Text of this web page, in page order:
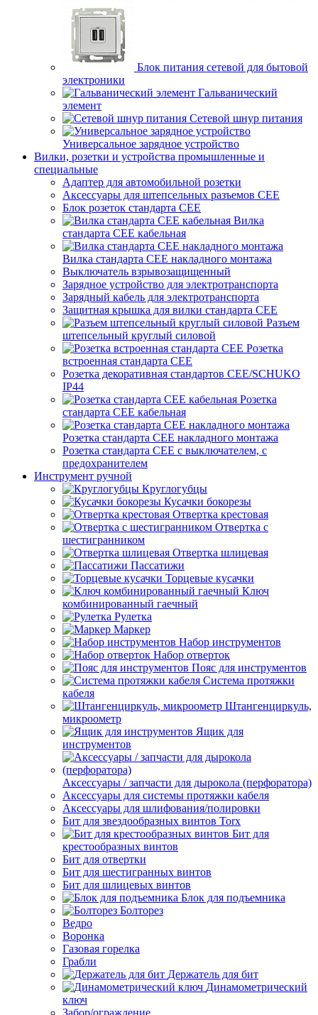
Блок питания сетевой для бытовой
электроники
Гальванический
элемент
Сетевой шнур питания
Универсальное зарядное устройство
Вилки, розетки и устройства промышленные и
специальные
Адаптер для автомобильной розетки
Аксессуары для штепсельных разъемов CEE
Блок розеток стандарта CEE
Вилка
стандарта CEE кабельная
Вилка стандарта CEE накладного монтажа
Выключатель взрывозащищенный
Зарядное устройство для электротранспорта
Зарядный кабель для электротранспорта
Защитная крышка для вилки стандарта CEE
Разъем
штепсельный круглый силовой
Розетка
встроенная стандарта CEE
Розетка декоративная стандартов CEE/SCHUKO
IP44
Розетка
стандарта СЕЕ кабельная
Розетка стандарта СЕЕ накладного монтажа
Розетка стандарта СЕЕ с выключателем, с
предохранителем
Инструмент ручной
Круглогубцы
Кусачки бокорезы
Отвертка крестовая
Отвертка с
шестигранником
Отвертка шлицевая
Пассатижи
Торцевые кусачки
Ключ
комбинированный гаечный
Рулетка
Маркер
Набор инструментов
Набор отверток
Пояс для инструментов
Система протяжки
кабеля
Штангенциркуль,
микроометр
Ящик для
инструментов
Аксессуары / запчасти для дырокола (перфоратора)
Аксессуары для системы протяжки кабеля
Аксессуары для шлифования/полировки
Бит для звездообразных винтов Torx
Бит для
крестообразных винтов
Бит для отвертки
Бит для шестигранных винтов
Бит для шлицевых винтов
Блок для подъемника
Болторез
Ведро
Воронка
Газовая горелка
Грабли
Держатель для бит
Динамометрический
ключ
Забор/ограждение